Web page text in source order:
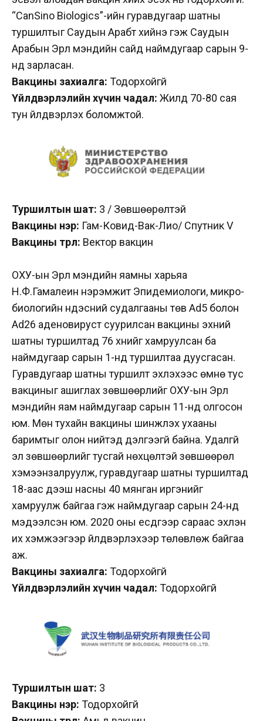
“CanSino Biologics”-ийн гуравдугаар шатны
туршилтыг Саудын Арабт хийнэ гэж Саудын
Арабын Эрүүл мэндийн сайд наймдугаар сарын 9-
нд зарласан.
Вакцины захиалга: Тодорхойгүй
Үйлдвэрлэлийн хүчин чадал: Жилд 70-80 сая
тун үйлдвэрлэх боломжтой.
Туршилтын шат: 3 / Зөвшөөрөлтэй
Вакцины нэр: Гам-Ковид-Вак-Лио/ Спутник V
Вакцины төрөл: Вектор вакцин
ОХУ-ын Эрүүл мэндийн яамны харьяа
Н.Ф.Гамалеин нэрэмжит Эпидемиологи, микро­
биологийн үндэсний судалгааны төв Ad5 болон
Ad26 адено­вируст суурилсан вакцины эхний
шатны тур­шилтад 76 хүнийг хамруулсан ба
наймдугаар сарын 1-нд туршилтаа дуусгасан.
Гуравдугаар шатны туршилт эхлэхээс өмнө тус
вакциныг ашиглах зөвшөөрлийг ОХУ-ын Эрүүл
мэндийн яам наймдугаар сарын 11-нд олгосон
юм. Мөн тухайн вакцины шинжлэх ухааны
баримтыг олон нийтэд дэлгээгүй байна. Удалгүй
эл зөвшөөрлийг тусгай нөхцөлтэй зөвшөөрөл
хэмээнзалруулж, гуравдугаар шатны туршилтад
18-аас дээш насны 40 мянган иргэнийг
хамруулж байгаа гэж наймдугаар сарын 24-нд
мэдээлсэн юм. 2020 оны есдүгээр сараас эхлэн
их хэмжээгээр үйлдвэрлэхээр төлөвлөж байгаа
аж.
Вакцины захиалга: Тодорхойгүй
Үйлдвэрлэлийн хүчин чадал: Тодорхойгүй
Туршилтын шат: 3
Вакцины нэр: Тодорхойгүй